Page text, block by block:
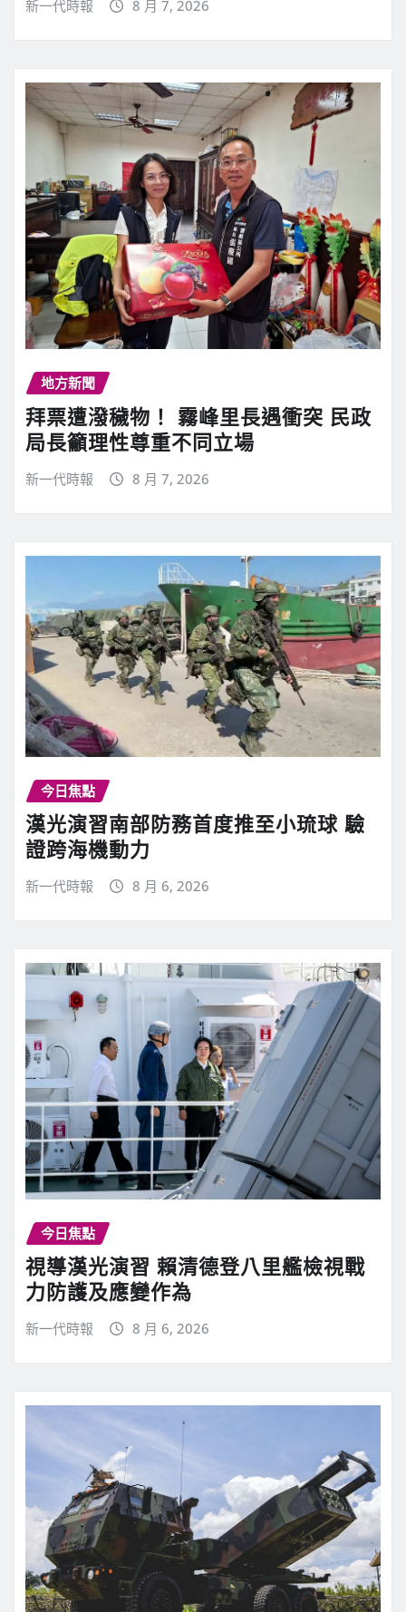
新一代時報 8 月 7, 2026
地方新聞
拜票遭潑穢物！ 霧峰里長遇衝突 民政
局長籲理性尊重不同立場
新一代時報 8 月 7, 2026
今日焦點
漢光演習南部防務首度推至小琉球 驗
證跨海機動力
新一代時報 8 月 6, 2026
今日焦點
視導漢光演習 賴清德登八里艦檢視戰
力防護及應變作為
新一代時報 8 月 6, 2026